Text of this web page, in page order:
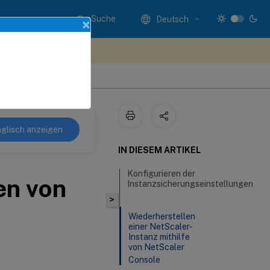
Suche Deutsch
anzeigen
von
>
IN DIESEM ARTIKEL
Konfigurieren der
Instanzsicherungseinstellungen
Wiederherstellen
einer NetScaler-
Instanz mithilfe
von NetScaler
Console
×